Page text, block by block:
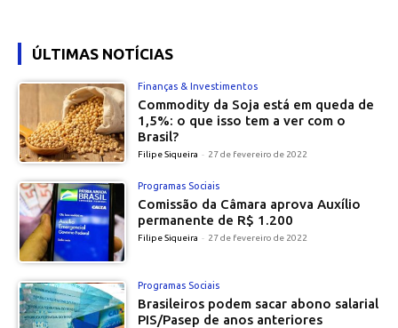
ÚLTIMAS NOTÍCIAS
Finanças & Investimentos
Commodity da Soja está em queda de
1,5%: o que isso tem a ver com o
Brasil?
Filipe Siqueira - 27 de fevereiro de 2022
Programas Sociais
Comissão da Câmara aprova Auxílio
permanente de R$ 1.200
Filipe Siqueira - 27 de fevereiro de 2022
Programas Sociais
Brasileiros podem sacar abono salarial
PIS/Pasep de anos anteriores